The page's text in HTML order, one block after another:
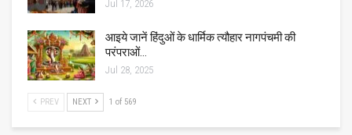
Jul 17, 2026
आइये जानें हिंदुओं के धार्मिक त्यौहार नागपंचमी की
परंपराओं…
Jul 28, 2025
PREV NEXT 1 of 569